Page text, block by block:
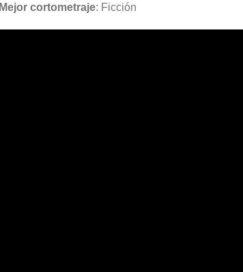
Mejor cortometraje: Ficción